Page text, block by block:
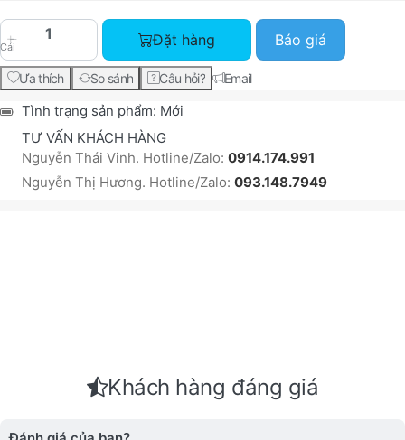
Cái
Mực in Canon PGI-2700 Cyan với giá
Đặt hàng Báo giá
Ưa thích So sánh Câu hỏi? Email
Tình trạng sản phẩm: Mới
TƯ VẤN KHÁCH HÀNG
Nguyễn Thái Vinh. Hotline/Zalo: 0914.174.991
Nguyễn Thị Hương. Hotline/Zalo: 093.148.7949
Khách hàng đáng giá